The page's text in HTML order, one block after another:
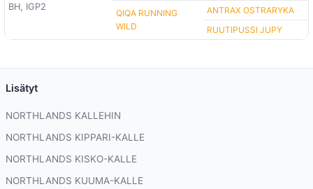
BH, IGP2
QIQA RUNNING
WILD
ANTRAX OSTRARYKA
RUUTIPUSSI JUPY
Lisätyt
NORTHLANDS KALLEHIN
NORTHLANDS KIPPARI-KALLE
NORTHLANDS KISKO-KALLE
NORTHLANDS KUUMA-KALLE